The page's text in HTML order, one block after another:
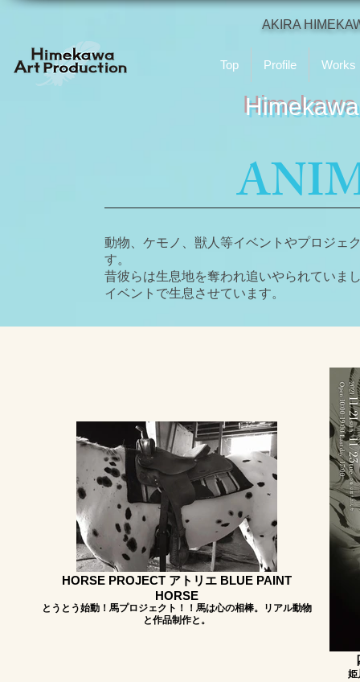
AKIRA
Top Profile Works
動物、ケモノ、獣人等イベントやプロジェ
す。
昔彼らは生息地を奪われ追いやられていま
イベントで生息させています。
HORSE PROJECT アトリエ BLUE PAINT
HORSE
​とうとう始動！馬プロジェクト！！馬は心の相棒。リアル動物
と作品制作と。
姫